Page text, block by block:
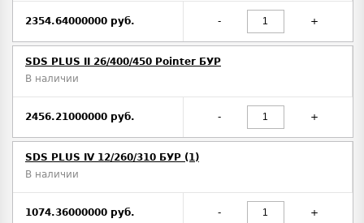
2354.64000000 руб. - +
SDS PLUS II 26/400/450 Pointer БУР
В наличии
2456.21000000 руб. - +
SDS PLUS IV 12/260/310 БУР (1)
В наличии
1074.36000000 руб. - +